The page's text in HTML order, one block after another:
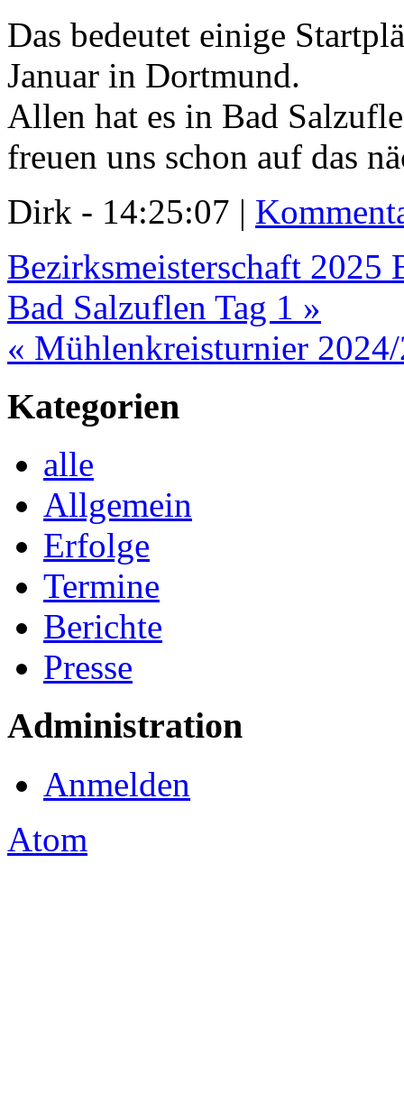
Das bedeutet einige
Januar in Dortmund.
Allen hat es in Bad
freuen uns schon auf das
Dirk - 14:25:07 |
Bezirksmeisterschaft 2025
Bad Salzuflen Tag 1 »
« Mühlenkreisturnier
Kategorien
alle
Allgemein
Erfolge
Termine
Berichte
Presse
Administration
Anmelden
Atom